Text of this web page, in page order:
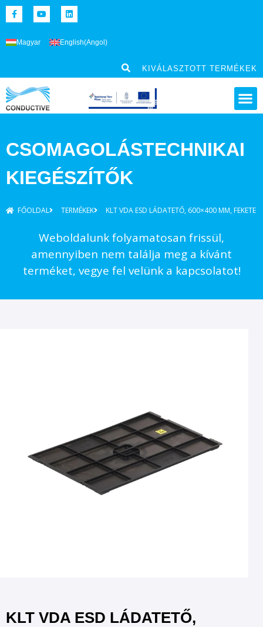
Magyar English(Angol )
KIVÁLASZTOTT TERMÉKEK
CSOMAGOLÁSTECHNIKAI
KIEGÉSZÍTŐK
FŐOLDAL TERMÉKEK KLT VDA ESD LÁDATETŐ, 600×400 MM, FEKETE
Weboldalunk folyamatosan frissül,
amennyiben nem találja meg a kívánt
terméket, vegye fel velünk a kapcsolatot!
KLT VDA ESD LÁDATETŐ,